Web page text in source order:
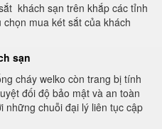
khách sạn trên khắp các tỉnh
mua két sắt của khách
sạn
cháy welko còn trang bị tính
đối độ bảo mật và an toàn
những chuỗi đại lý liên tục cập